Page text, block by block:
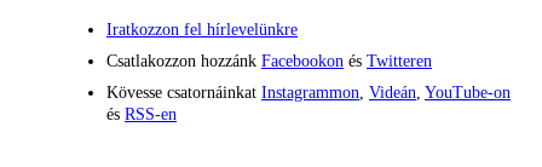
Iratkozzon fel hírlevelünkre
Csatlakozzon hozzánk Facebookon és Twitteren
Kövesse csatornáinkat Instagrammon, Videán, YouTube-on
és RSS-en